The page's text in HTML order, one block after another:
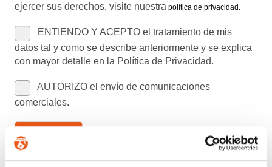
ejercer sus derechos, visite nuestra política de privacidad.
ENTIENDO Y ACEPTO el tratamiento de mis
datos tal y como se describe anteriormente y se explica
con mayor detalle en la Política de Privacidad.
AUTORIZO el envío de comunicaciones
comerciales.